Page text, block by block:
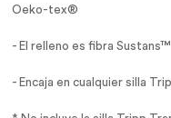
Oeko-tex®
- El relleno es fibra
- Encaja en cualquier silla